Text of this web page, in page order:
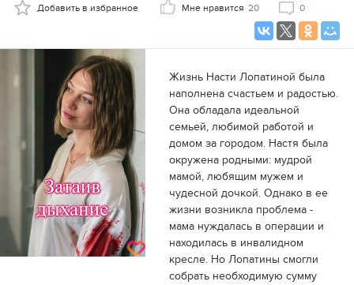
Добавить в избранное Мне нравится 20 0
Жизнь Насти Лопатиной была
наполнена счастьем и радостью.
Она обладала идеальной
семьей, любимой работой и
домом за городом. Настя была
окружена родными: мудрой
мамой, любящим мужем и
чудесной дочкой. Однако в ее
жизни возникла проблема -
мама нуждалась в операции и
находилась в инвалидном
кресле. Но Лопатины смогли
собрать необходимую сумму